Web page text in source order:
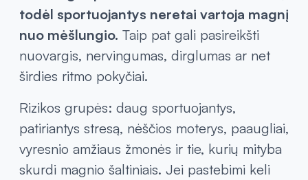
todėl sportuojantys neretai vartoja magnį
nuo mėšlungio. Taip pat gali pasireikšti
nuovargis, nervingumas, dirglumas ar net
širdies ritmo pokyčiai.
Rizikos grupės: daug sportuojantys,
patiriantys stresą, nėščios moterys, paaugliai,
vyresnio amžiaus žmonės ir tie, kurių mityba
skurdi magnio šaltiniais. Jei pastebimi keli